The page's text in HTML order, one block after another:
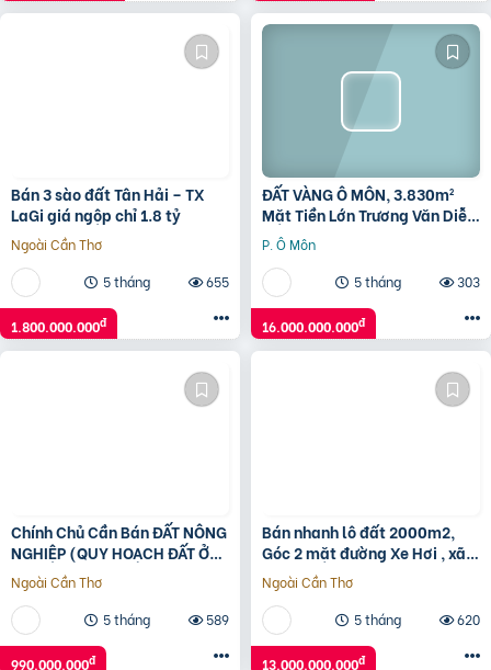
Bán 3 sào đất Tân Hải – TX
LaGi giá ngộp chỉ 1.8 tỷ
Ngoài Cần Thơ
5 tháng
655
1.800.000.000đ
ĐẤT VÀNG Ô MÔN, 3.830m²
Mặt Tiền Lớn Trương Văn Diễn
– Phù hợp Xây Xưởng, kho
P. Ô Môn
5 tháng
303
16.000.000.000đ
Chính Chủ Cần Bán ĐẤT NÔNG
NGHIỆP (QUY HOẠCH ĐẤT Ở)
Tại Xã Long Sơn, TP Vũng Tàu,
Bà Rịa – Vũng Tàu.
Ngoài Cần Thơ
5 tháng
589
990.000.000đ
Bán nhanh lô đất 2000m2,
Góc 2 mặt đường Xe Hơi , xã
Bình Chánh, huyện Bình
Chánh
Ngoài Cần Thơ
5 tháng
620
13.000.000.000đ